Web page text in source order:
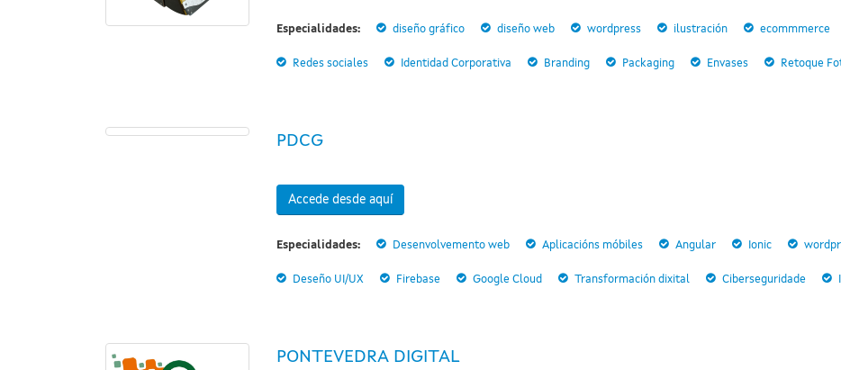
Especialidades: diseño gráfico diseño web wordpress ilustración ecommmerce
Redes sociales Identidad Corporativa Branding Packaging Envases Retoque
PDCG
Accede desde aquí
Especialidades: Desenvolvemento web Aplicacións móbiles Angular Ionic
Deseño UI/UX Firebase Google Cloud Transformación dixital Ciberseguridade
PONTEVEDRA DIGITAL